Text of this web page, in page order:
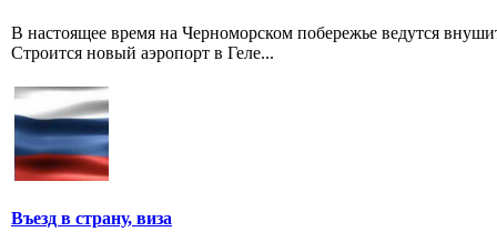
В настоящее время на Черноморском побережье ведутся
Строится новый аэропорт в Геле...
Въезд в страну, виза